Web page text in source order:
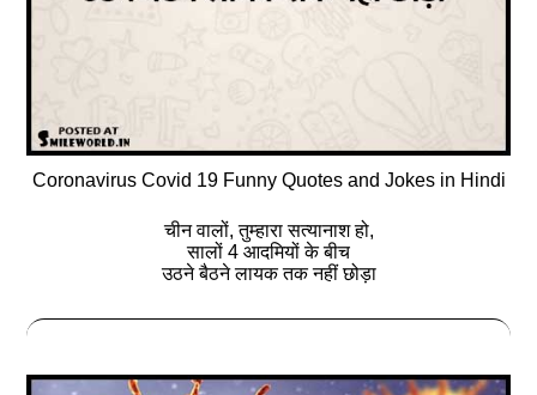
Coronavirus Covid 19 Funny Quotes and Jokes in Hindi
चीन वालों, तुम्‍हारा सत्‍यानाश हो,
सालों 4 आदमियों के बीच
उठने बैठने लायक तक नहीं छोड़ा